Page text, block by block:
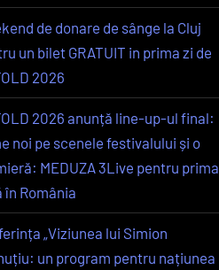
de donare de sânge la Cluj
un bilet GRATUIT in prima zi de
2026
2026 anunță line-up-ul final:
noi pe scenele festivalului și o
MEDUZA 3Live pentru prima
în România
„Viziunea lui Simion
un program pentru națiunea